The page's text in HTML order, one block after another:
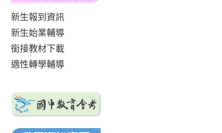
新生報到資訊
新生始業輔導
銜接教材下載
適性轉學輔導